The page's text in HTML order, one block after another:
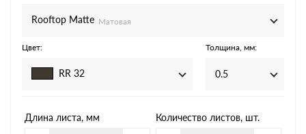
Rooftop Matte Матовая
Цвет:
RR 32
Толщина, мм:
0.5
Длина листа, мм Количество листов, шт.